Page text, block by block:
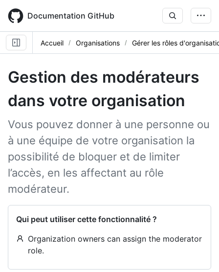
main
content
Documentation GitHub
Accueil Organisations Gérer les rôles
Gestion des modérateurs
dans votre organisation
Vous pouvez donner à une personne ou
à une équipe de votre organisation la
possibilité de bloquer et de limiter
l’accès, en les affectant au rôle
modérateur.
Qui peut utiliser cette fonctionnalité ?
Organization owners can assign the moderator
role.